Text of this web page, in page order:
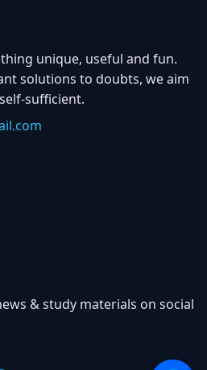
unique, useful and fun.
solutions to doubts, we aim
sufficient.
& study materials on social